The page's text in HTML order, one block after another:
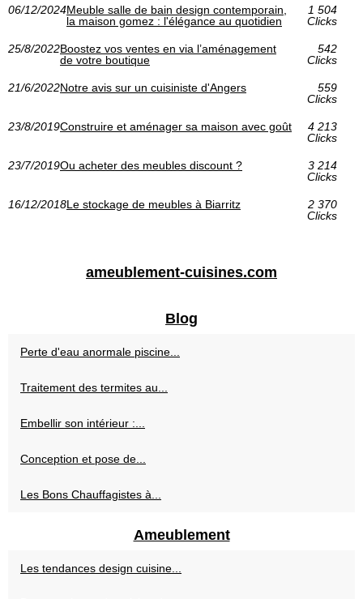
06/12/2024Meuble salle de bain design contemporain,
la maison gomez : l'élégance au quotidien
1 504
Clicks
25/8/2022Boostez vos ventes en via l’aménagement
de votre boutique
542
Clicks
21/6/2022Notre avis sur un cuisiniste d'Angers
559
Clicks
23/8/2019Construire et aménager sa maison avec goût
4 213
Clicks
23/7/2019Ou acheter des meubles discount ?
3 214
Clicks
16/12/2018Le stockage de meubles à Biarritz
2 370
Clicks
ameublement-cuisines.com
Blog
Perte d'eau anormale piscine...
Traitement des termites au...
Embellir son intérieur :...
Conception et pose de...
Les Bons Chauffagistes à...
Ameublement
Les tendances design cuisine...